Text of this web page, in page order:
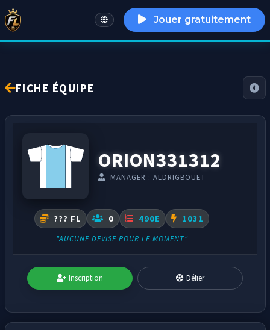
English Jouer gratuitement
FICHE ÉQUIPE
ORION331312
MANAGER : ALDRIGBOUET
??? FL 0 490E 1031
"AUCUNE DEVISE POUR LE MOMENT"
Inscription Défier